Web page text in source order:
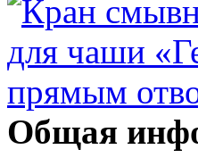
Общая